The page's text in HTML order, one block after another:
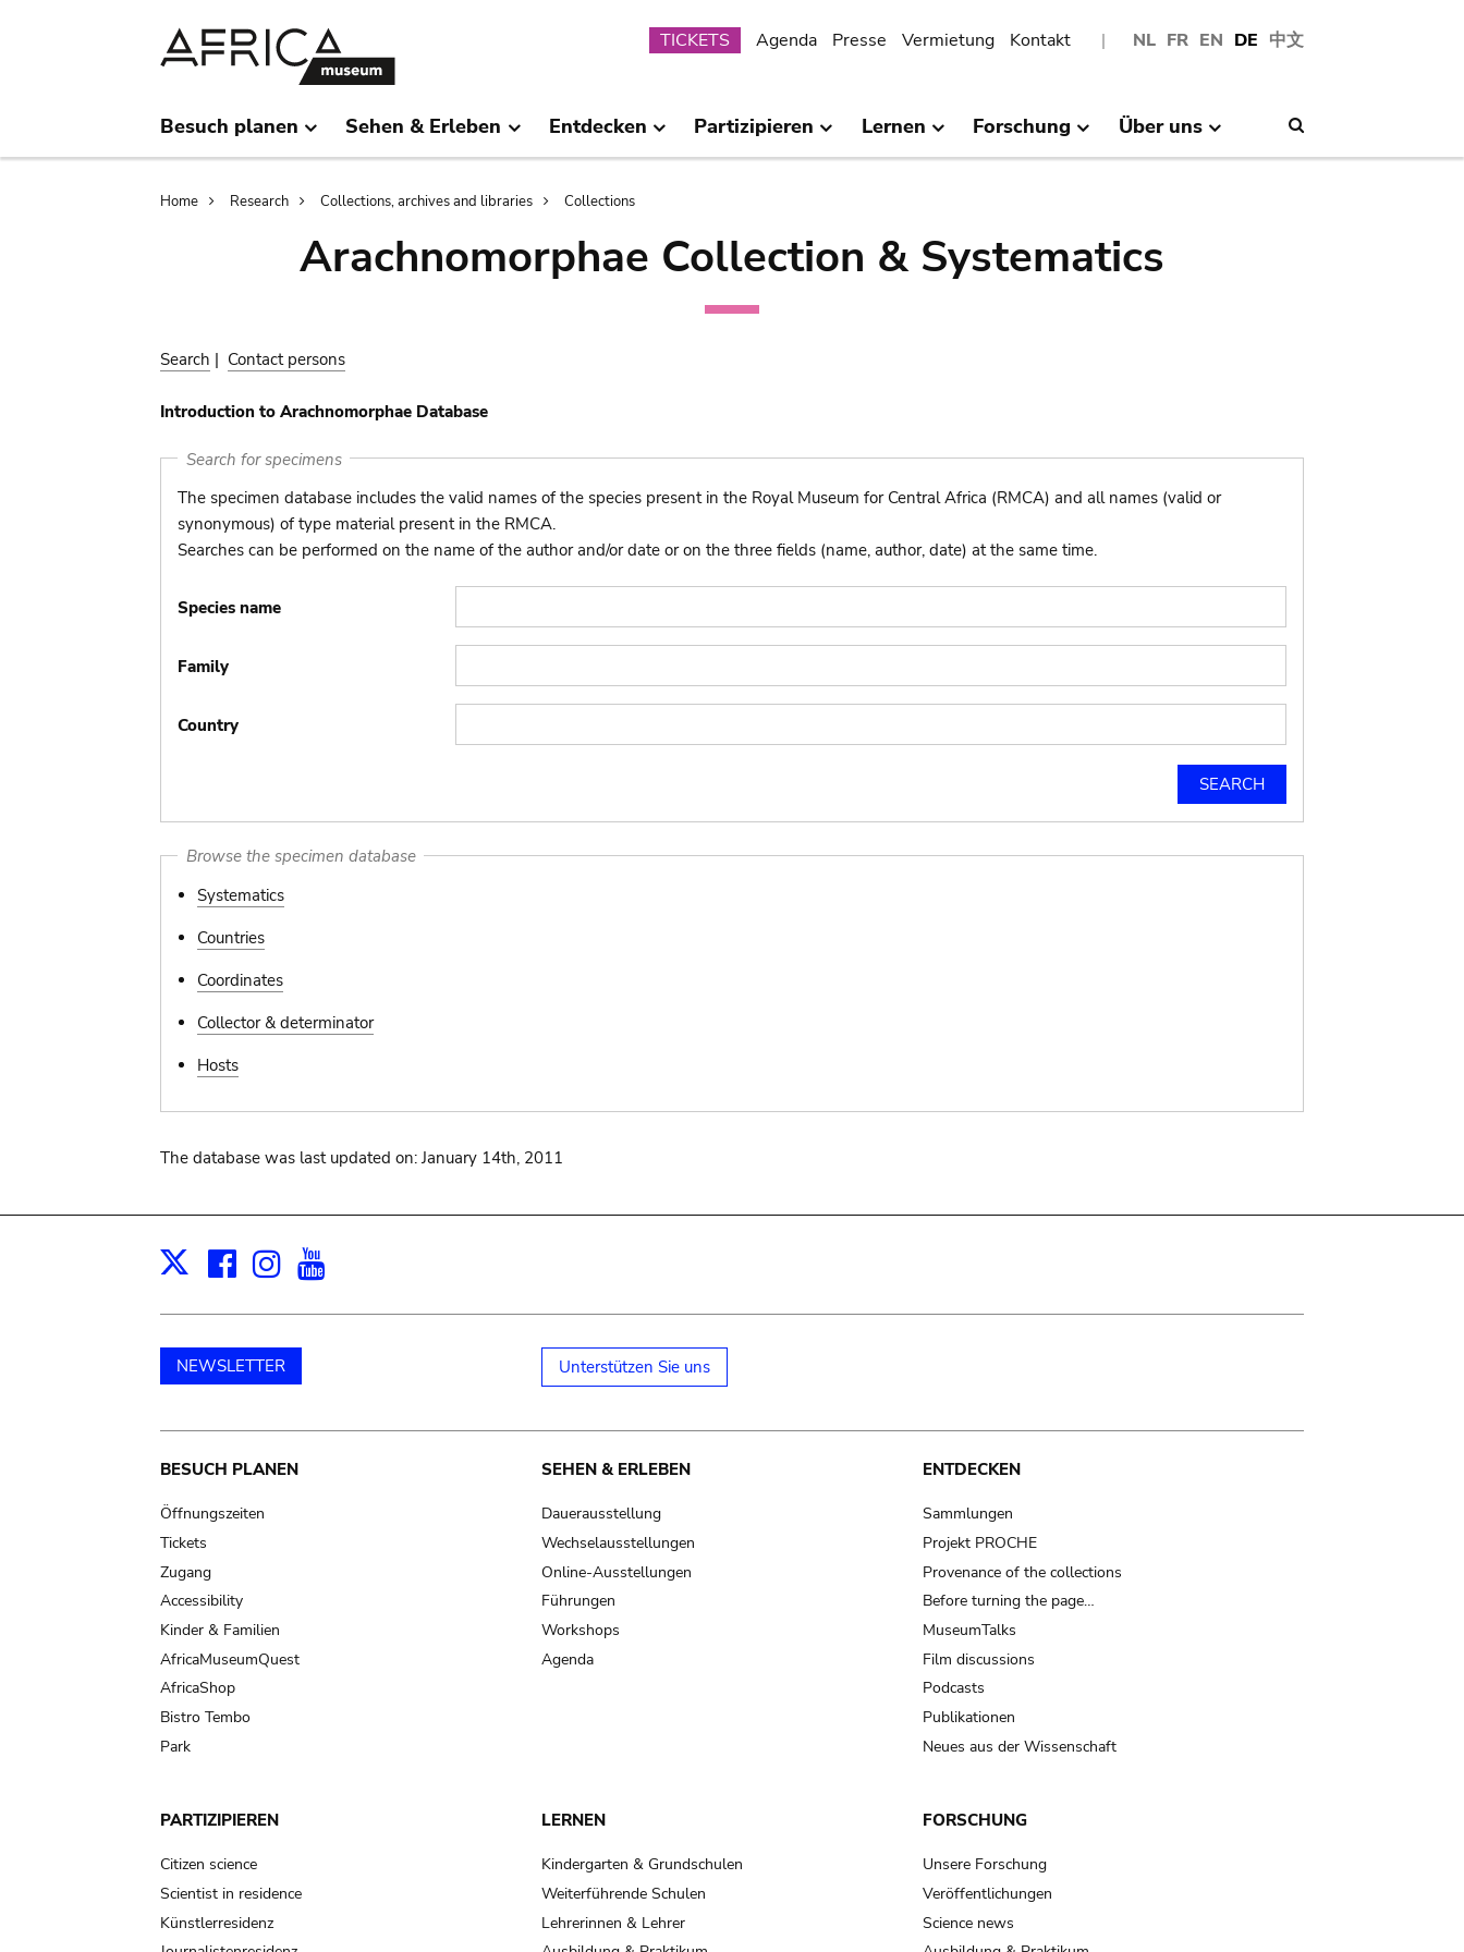
NL FR EN DE 中文
Submenu
TICKETS Agenda Presse Vermietung Kontakt
Besuch planen Sehen & Erleben Entdecken Partizipieren Lernen Forschung Über uns
Breadcrumb
Home Research Collections, archives and libraries Collections
Arachnomorphae Collection & Systematics
Search | Contact persons
Introduction to Arachnomorphae Database
Search for specimens
The specimen database includes the valid names of the species present in the Royal Museum for Central Africa (RMCA) and all names (valid or
synonymous) of type material present in the RMCA.
Searches can be performed on the name of the author and/or date or on the three fields (name, author, date) at the same time.
Species name
Family
Country
Browse the specimen database
Systematics
Countries
Coordinates
Collector & determinator
Hosts
The database was last updated on: January 14th, 2011
X Facebook
Instagram
NEWSLETTER Unterstützen Sie uns
Main
navigation
BESUCH PLANEN
Öffnungszeiten
Tickets
Zugang
Accessibility
Kinder & Familien
AfricaMuseumQuest
AfricaShop
Bistro Tembo
Park
SEHEN & ERLEBEN
Dauerausstellung
Wechselausstellungen
Online-Ausstellungen
Führungen
Workshops
Agenda
ENTDECKEN
Sammlungen
Projekt PROCHE
Provenance of the collections
Before turning the page…
MuseumTalks
Film discussions
Podcasts
Publikationen
Neues aus der Wissenschaft
PARTIZIPIEREN
Citizen science
Scientist in residence
Künstlerresidenz
LERNEN
Kindergarten & Grundschulen
Weiterführende Schulen
Lehrerinnen & Lehrer
FORSCHUNG
Unsere Forschung
Veröffentlichungen
Science news